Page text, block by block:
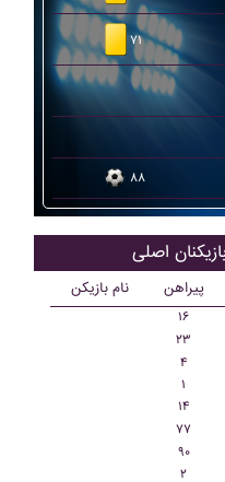
۷۱
۸۸
نام بازیکن پیراهن
۱۶
۲۳
۴
۱
۱۴
۷۷
۹۰
۲